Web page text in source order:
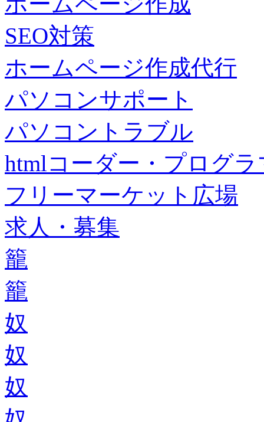
SEO対策
ホームページ作成代行
パソコンサポート
パソコントラブル
htmlコーダー・プログラ
フリーマーケット広場
求人・募集
籠
籠
奴
奴
奴